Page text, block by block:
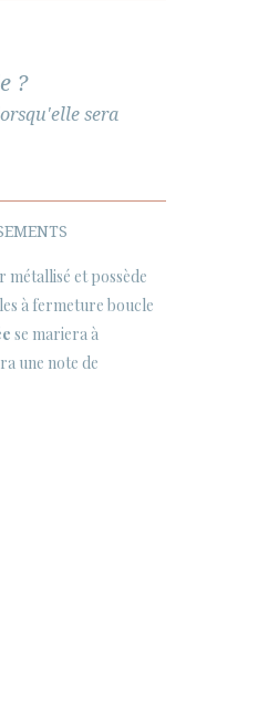
?
sera
et possède
à fermeture boucle
se mariera à
une note de